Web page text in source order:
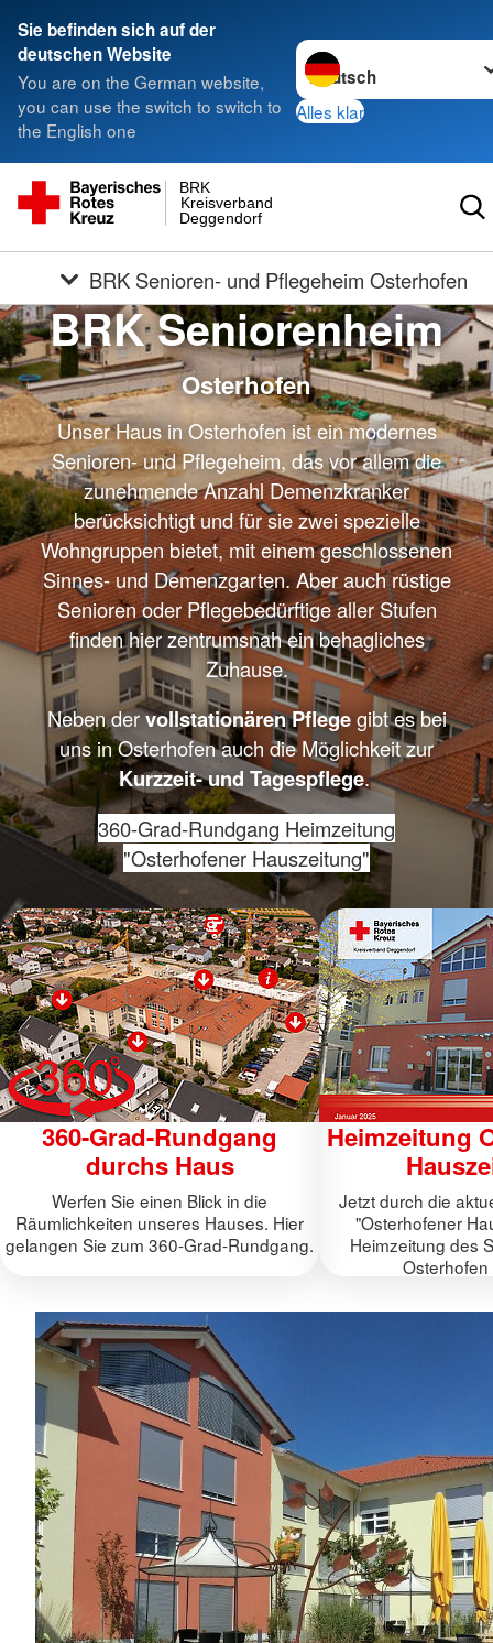
Sie befinden sich auf der
deutschen Website
You are on the German website,
you can use the switch to switch to
the English one
Sprache wechseln zu
Alles klar
Deggendorf
Kreisverband
BRK
BRK Senioren- und Pflegeheim Osterhofen
BRK Seniorenheim
Osterhofen
Unser Haus in Osterhofen ist ein modernes
Senioren- und Pflegeheim, das vor allem die
zunehmende Anzahl Demenzkranker
berücksichtigt und für sie zwei spezielle
Wohngruppen bietet, mit einem geschlossenen
Sinnes- und Demenzgarten. Aber auch rüstige
Senioren oder Pflegebedürftige aller Stufen
finden hier zentrumsnah ein behagliches
Zuhause.
Neben dervollstationären Pflegegibt es bei
uns in Osterhofen auch die Möglichkeit zur
Kurzzeit- und Tagespflege.
360-Grad-Rundgang Heimzeitung
"Osterhofener Hauszeitung"
360-Grad-Rundgang
durchs Haus
Werfen Sie einen Blick in die
Räumlichkeiten unseres Hauses. Hier
gelangen Sie zum 360-Grad-Rundgang.
Heimzeitung
Jetzt durch die
"Osterhofener
Heimzeitung des